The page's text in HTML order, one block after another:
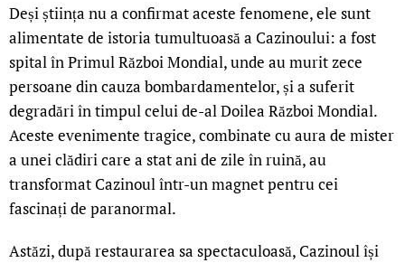
Deși știința nu a confirmat aceste fenomene, ele sunt
alimentate de istoria tumultuoasă a Cazinoului: a fost
spital în Primul Război Mondial, unde au murit zece
persoane din cauza bombardamentelor, și a suferit
degradări în timpul celui de-al Doilea Război Mondial.
Aceste evenimente tragice, combinate cu aura de mister
a unei clădiri care a stat ani de zile în ruină, au
transformat Cazinoul într-un magnet pentru cei
fascinați de paranormal.
Astăzi, după restaurarea sa spectaculoasă, Cazinoul își